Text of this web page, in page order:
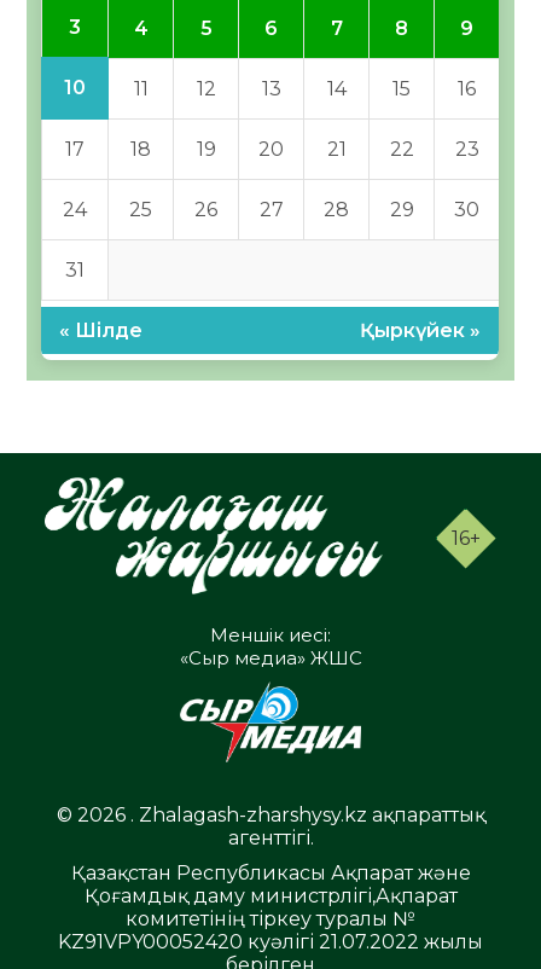
3 4 5 6 7 8 9
10 11 12 13 14 15 16
17 18 19 20 21 22 23
24 25 26 27 28 29 30
31
« Шілде Қыркүйек »
16+
Меншік иесі:
«Сыр медиа» ЖШС
© 2026 . Zhalagash-zharshysy.kz ақпараттық
агенттігі.
Қазақстан Республикасы Ақпарат және
Қоғамдық даму министрлігі,Ақпарат
комитетінің тіркеу туралы №
KZ91VPY00052420 куәлігі 21.07.2022 жылы